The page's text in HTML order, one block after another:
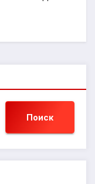
Поиск